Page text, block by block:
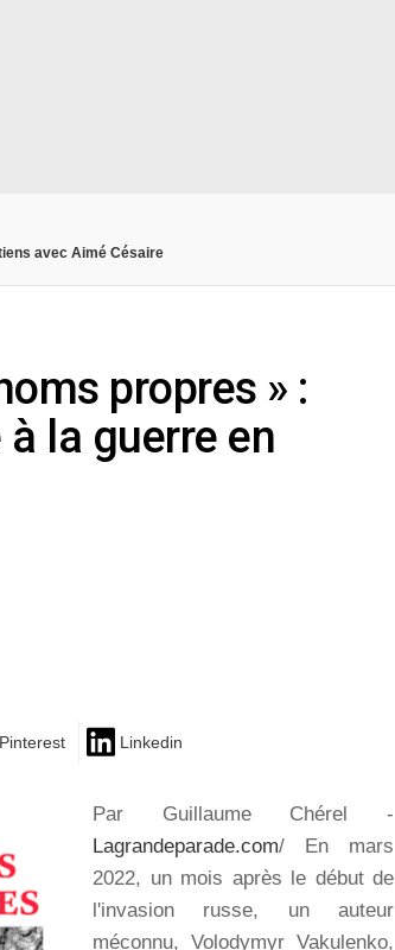
avec Aimé Césaire
propres » :
la guerre en
Pinterest Linkedin
Par Guillaume Chérel -
Lagrandeparade.com/ En mars
2022, un mois après le début de
l'invasion russe, un auteur
méconnu, Volodymyr Vakulenko,